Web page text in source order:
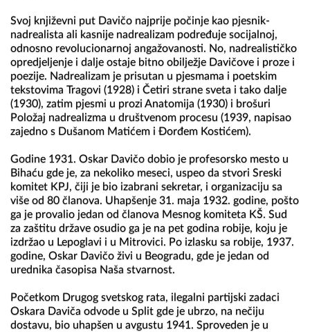
Svoj književni put Davičo najprije počinje kao pjesnik-
nadrealista ali kasnije nadrealizam podređuje socijalnoj,
odnosno revolucionarnoj angažovanosti. No, nadrealističko
opredjeljenje i dalje ostaje bitno obilježje Davičove i proze i
poezije. Nadrealizam je prisutan u pjesmama i poetskim
tekstovima Tragovi (1928) i Četiri strane sveta i tako dalje
(1930), zatim pjesmi u prozi Anatomija (1930) i brošuri
Položaj nadrealizma u društvenom procesu (1939, napisao
zajedno s Dušanom Matićem i Đorđem Kostićem).
Godine 1931. Oskar Davičo dobio je profesorsko mesto u
Bihaću gde je, za nekoliko meseci, uspeo da stvori Sreski
komitet KPJ, čiji je bio izabrani sekretar, i organizaciju sa
više od 80 članova. Uhapšenje 31. maja 1932. godine, pošto
ga je provalio jedan od članova Mesnog komiteta KŠ. Sud
za zaštitu države osudio ga je na pet godina robije, koju je
izdržao u Lepoglavi i u Mitrovici. Po izlasku sa robije, 1937.
godine, Oskar Davičo živi u Beogradu, gde je jedan od
urednika časopisa Naša stvarnost.
Početkom Drugog svetskog rata, ilegalni partijski zadaci
Oskara Daviča odvode u Split gde je ubrzo, na nečiju
dostavu, bio uhapšen u avgustu 1941. Sproveden je u